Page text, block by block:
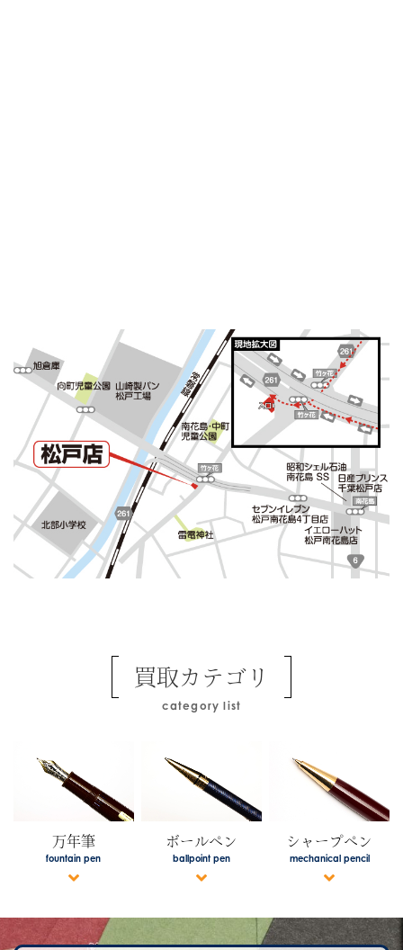
買取カテゴリ
category list
万年筆
fountain pen
ボールペン
ballpoint pen
シャープペン
mechanical pencil